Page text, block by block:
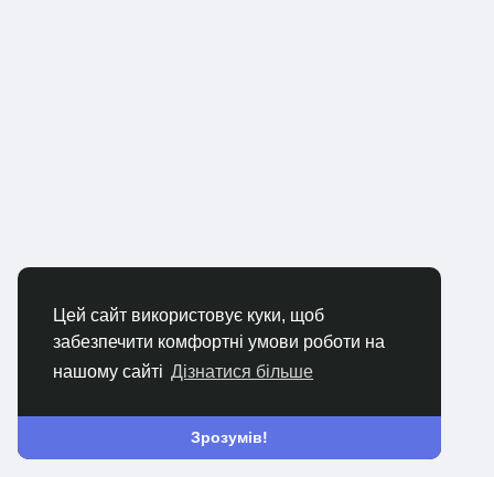
Цей сайт використовує куки, щоб
забезпечити комфортні умови роботи на
нашому сайті Дізнатися більше
Зрозумів!